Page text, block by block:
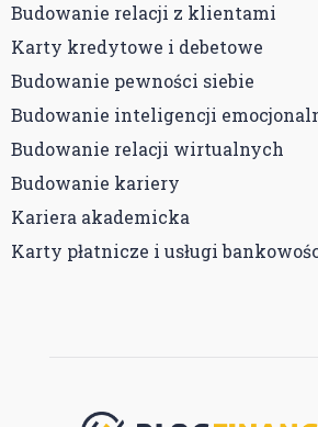
Budowanie relacji z klientami
Karty kredytowe i debetowe
Budowanie pewności siebie
Budowanie inteligencji
Budowanie relacji wirtualnych
Budowanie kariery
Kariera akademicka
Karty płatnicze i usługi